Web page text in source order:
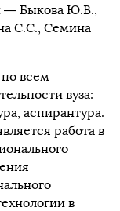
— Быкова Ю.В.,
С.С., Семина
по всем
вуза:
аспирантура.
работа в
в